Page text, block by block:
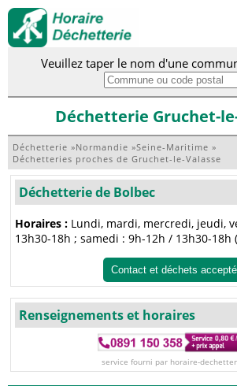
Veuillez taper le nom d'une
Déchetterie Gruchet-
Déchetterie »Normandie »Seine-Maritime »
Déchetteries proches de Gruchet-le-Valasse
Déchetterie de Bolbec
Horaires : Lundi, mardi, mercredi, jeudi,
13h30-18h ; samedi : 9h-12h / 13h30-
Contact et déchets
Renseignements et horaires
service fourni par horaire-